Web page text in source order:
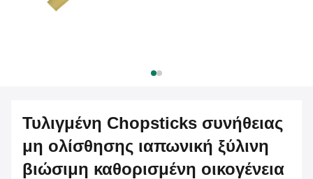
Τυλιγμένη Chopsticks συνήθειας
μη ολίσθησης ιαπωνική ξύλινη
βιώσιμη καθορισμένη οικογένεια